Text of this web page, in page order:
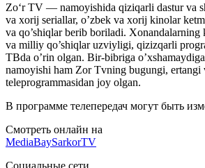
Zo‘r TV — namoyishida qiziqarli dastur va
va xorij seriallar, o’zbek va xorij kinolar
va qo’shiqlar berib boriladi. Xonandalarning
va milliy qo’shiqlar uzviyligi, qizizqarli
ТВda o’rin olgan. Bir-bibriga
namoyishi ham Zor Tvning bugungi, ertangi
teleprogrammasidan joy olgan.
В программе телепередач могут быть
Смотреть онлайн на
MediaBaySarkorTV
Социальные сети